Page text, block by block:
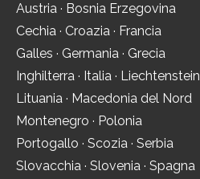
Austria · Bosnia Erzegovina
Cechia · Croazia · Francia
Galles · Germania · Grecia
Inghilterra · Italia · Liechtenstein
Lituania · Macedonia del Nord
Montenegro · Polonia
Portogallo · Scozia · Serbia
Slovacchia · Slovenia · Spagna